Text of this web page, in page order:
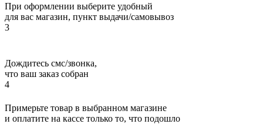
При оформлении выберите удобный
для вас магазин, пункт выдачи/самовывоз
3
Дождитесь смс/звонка,
что ваш заказ собран
4
Примерьте товар в выбранном магазине
и оплатите на кассе только то, что подошло